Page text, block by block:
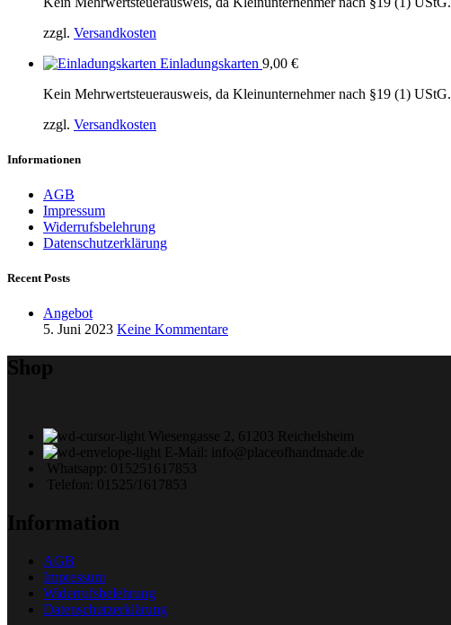
zzgl. Versandkosten
Einladungskarten 9,00 €
Kein Mehrwertsteuerausweis, da Kleinunternehmer nach §19 (1) UStG.
zzgl. Versandkosten
Informationen
AGB
Impressum
Widerrufsbelehrung
Datenschutzerklärung
Recent Posts
Angebot
5. Juni 2023 Keine Kommentare
Shop
Wiesengasse 2, 61203 Reichelsheim
E-Mail: info@placeofhandmade.de
Whatsapp: 015251617853
Telefon: 01525/1617853
Information
AGB
Impressum
Widerrufsbelehrung
Datenschutzerklärung